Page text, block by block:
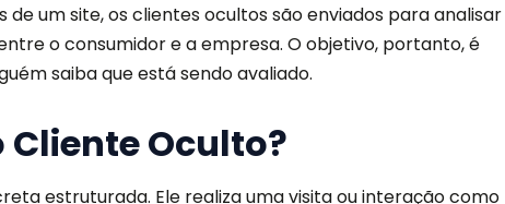
de um site, os clientes ocultos são enviados para analisar
o consumidor e a empresa. O objetivo, portanto, é
saiba que está sendo avaliado.
Oculto?
estruturada. Ele realiza uma visita ou interação como